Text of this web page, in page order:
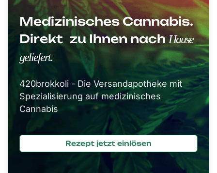
Medizinisches Cannabis.
Direkt zu Ihnen nach Hause
geliefert.
420brokkoli - Die Versandapotheke mit
Spezialisierung auf medizinisches
Cannabis
Rezept jetzt einlösen